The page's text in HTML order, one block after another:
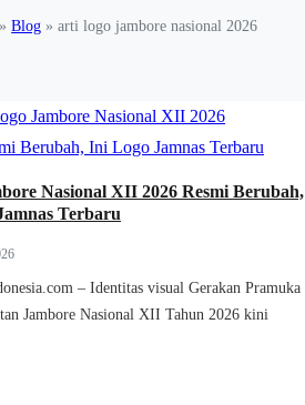
»Blog »arti logo jambore nasional 2026
Nasional XII 2026 Resmi Berubah,
Terbaru
– Identitas visual Gerakan Pramuka
Jambore Nasional XII Tahun 2026 kini